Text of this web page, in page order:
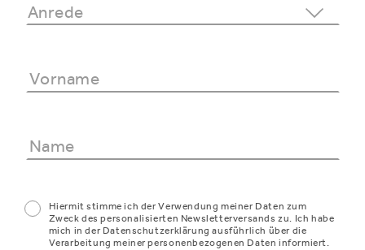
Hiermit stimme ich der Verwendung meiner Daten zum
Zweck des personalisierten Newsletterversands zu. Ich habe
mich in der Datenschutzerklärung ausführlich über die
Verarbeitung meiner personenbezogenen Daten informiert.